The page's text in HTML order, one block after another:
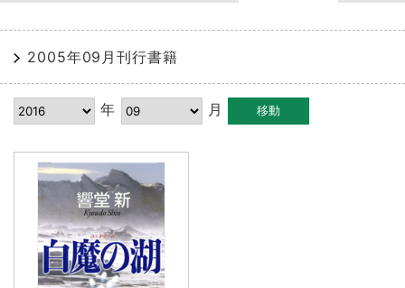
2005年09月刊行書籍
年 月